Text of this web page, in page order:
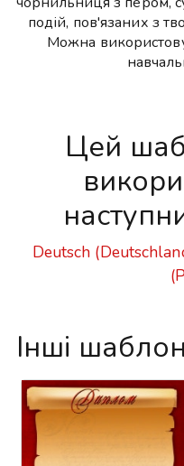
подій, пов'язаних з
Можна
Цей
Deutsch
Інші